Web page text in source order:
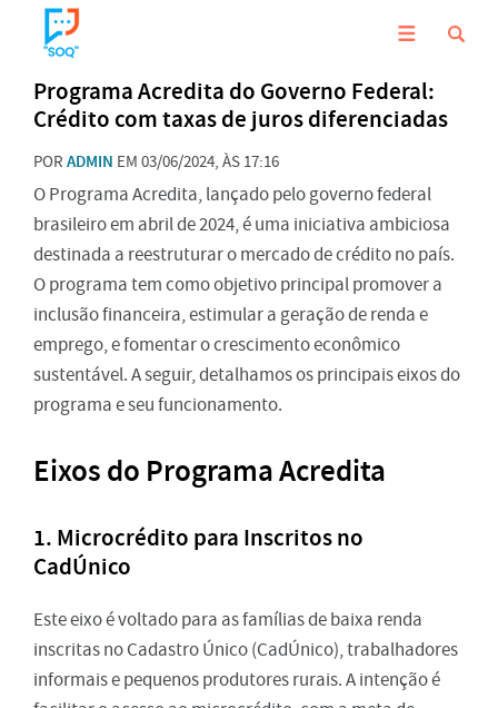
Programa Acredita do Governo Federal:
Crédito com taxas de juros diferenciadas
POR ADMIN EM 03/06/2024, ÀS 17:16
O Programa Acredita, lançado pelo governo federal
brasileiro em abril de 2024, é uma iniciativa ambiciosa
destinada a reestruturar o mercado de crédito no país.
O programa tem como objetivo principal promover a
inclusão financeira, estimular a geração de renda e
emprego, e fomentar o crescimento econômico
sustentável. A seguir, detalhamos os principais eixos do
programa e seu funcionamento.
Eixos do Programa Acredita
1. Microcrédito para Inscritos no
CadÚnico
Este eixo é voltado para as famílias de baixa renda
inscritas no Cadastro Único (CadÚnico), trabalhadores
informais e pequenos produtores rurais. A intenção é